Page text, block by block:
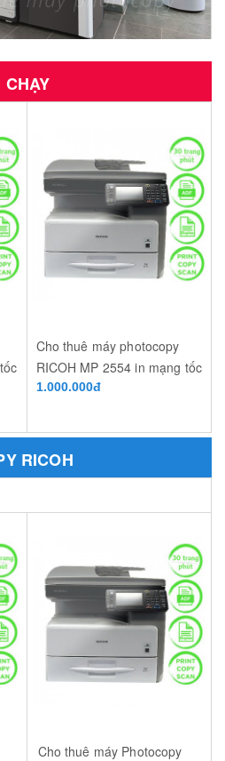
Cho thuê máy photocopy
RICOH MP 2554 in mạng tốc
độ 25 trang/phút
1.000.000đ
RICOH
Cho thuê máy Photocopy